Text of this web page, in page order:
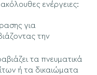
ενέργειες:
για
την
τα πνευματικά
ή τα δικαιώματα